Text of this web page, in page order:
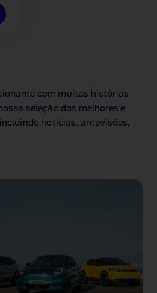
com muitas histórias
seleção dos melhores e
notícias, antevisões,